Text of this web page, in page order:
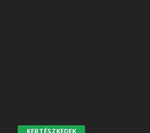
KERTÉSZKEDEK